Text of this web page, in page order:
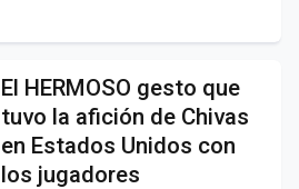
El HERMOSO gesto que
tuvo la afición de Chivas
en Estados Unidos con
los jugadores